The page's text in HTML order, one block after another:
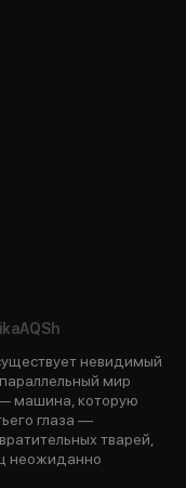
AQSh
невидимый
мир
— машина, которую
глаза —
тварей,
неожиданно